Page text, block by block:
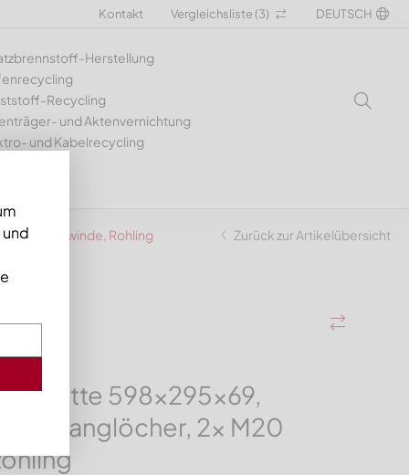
Kontakt Vergleichsliste (3) DEUTSCH
Herstellung
Recycling
und Aktenvernichtung
und Kabelrecycling
M20 Gewinde, Rohling Zurück zur Artikelübersicht
mitte 598x295x69,
5 Langlöcher, 2x M20